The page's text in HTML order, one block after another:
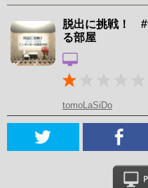
脱出に挑戦！
る部屋
tomoLaSiDo